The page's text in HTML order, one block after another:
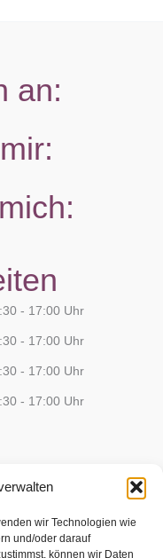
wir Technologien wie
und/oder darauf
können wir Daten
an:
- 17:00 Uhr
- 17:00 Uhr
- 17:00 Uhr
- 17:00 Uhr